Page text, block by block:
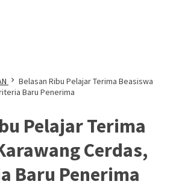
Belasan Ribu Pelajar Terima Beasiswa
Baru Penerima
Pelajar Terima
Cerdas,
Baru Penerima